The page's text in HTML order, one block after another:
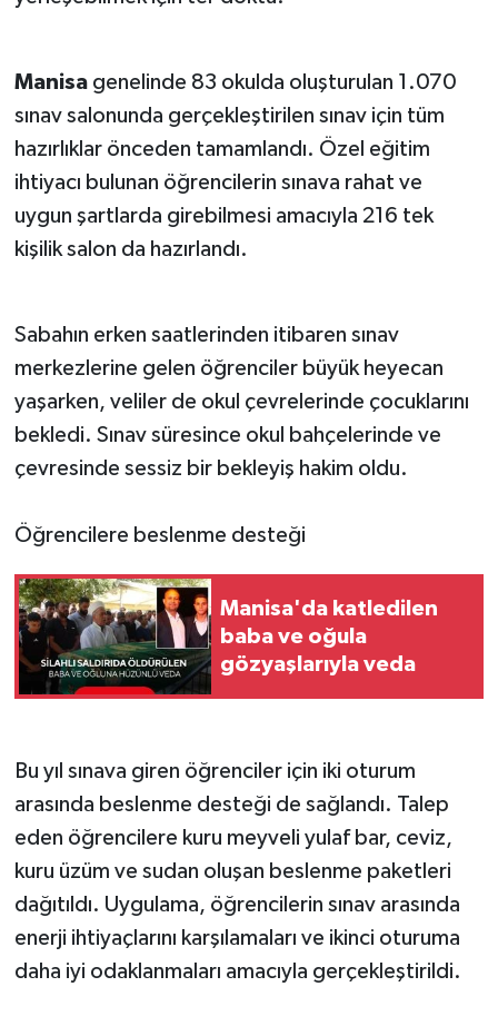
Manisagenelinde 83 okulda oluşturulan 1.070
sınav salonunda gerçekleştirilen sınav için tüm
hazırlıklar önceden tamamlandı. Özel eğitim
ihtiyacı bulunan öğrencilerin sınava rahat ve
uygun şartlarda girebilmesi amacıyla 216 tek
kişilik salon da hazırlandı.
Sabahın erken saatlerinden itibaren sınav
merkezlerine gelen öğrenciler büyük heyecan
yaşarken, veliler de okul çevrelerinde çocuklarını
bekledi. Sınav süresince okul bahçelerinde ve
çevresinde sessiz bir bekleyiş hakim oldu.
Öğrencilere beslenme desteği
Manisa'da katledilen
baba ve oğula
gözyaşlarıyla veda
Bu yıl sınava giren öğrenciler için iki oturum
arasında beslenme desteği de sağlandı. Talep
eden öğrencilere kuru meyveli yulaf bar, ceviz,
kuru üzüm ve sudan oluşan beslenme paketleri
dağıtıldı. Uygulama, öğrencilerin sınav arasında
enerji ihtiyaçlarını karşılamaları ve ikinci oturuma
daha iyi odaklanmaları amacıyla gerçekleştirildi.